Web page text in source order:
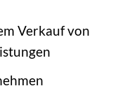
Verkauf von